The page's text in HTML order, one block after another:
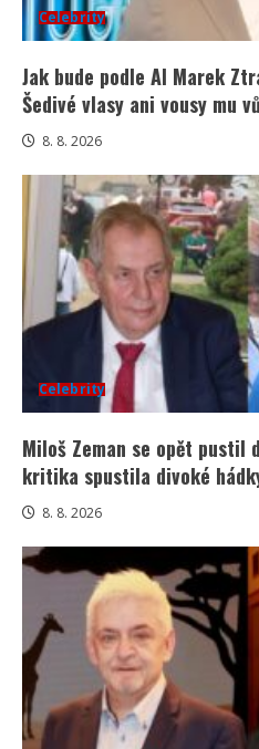
Celebrity
Jak bude podle AI Marek
Šedivé vlasy ani vousy mu
8. 8. 2026
Celebrity
Miloš Zeman se opět pustil
kritika spustila divoké
8. 8. 2026